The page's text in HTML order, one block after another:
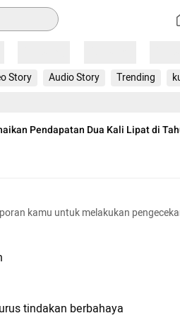
Story Audio Story Trending
Pendapatan Dua Kali Lipat di
kamu untuk melakukan
tindakan berbahaya